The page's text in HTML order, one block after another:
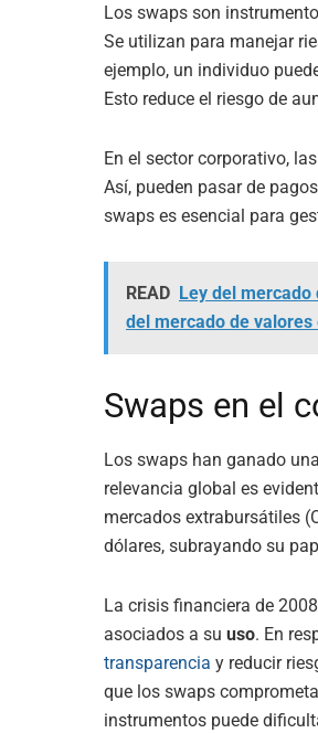
Los swaps son
Se utilizan para manejar
ejemplo, un individuo
Esto reduce el riesgo de
En el sector corporativo,
Así, pueden pasar de
swaps es esencial para
READ Ley del mercado
del mercado de
Swaps en el
Los swaps han ganado
relevancia global es
mercados extrabursátiles
dólares, subrayando su
La crisis financiera de
asociados a su uso. En
transparencia y reducir
que los swaps
instrumentos puede